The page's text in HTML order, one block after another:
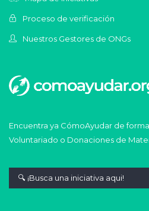
Proceso de verificación
Nuestros Gestores de ONGs
Encuentra ya CómoAyudar de
Voluntariado o Donaciones de